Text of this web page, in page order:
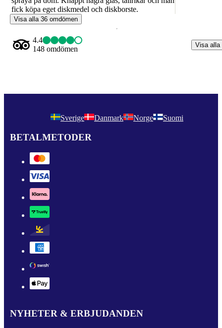
fick köpa eget diskmedel och diskborste.
Visa alla 36 omdömen
4.4
148 omdömen
Visa alla
Sverige Danmark Norge Suomi
BETALMETODER
NYHETER & ERBJUDANDEN